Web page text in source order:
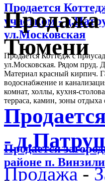
Продается
участком -
ул.Московская
Продается Коттедж с
ул.Московская. Рядом пруд.
Материал красный кирпич.
водоснабжение и
комнат, холлы, кухня-
терраса, камин, зоны отдыха
Продается
районе п. Винзили
Продажа
Тюмени
-
Продажа-